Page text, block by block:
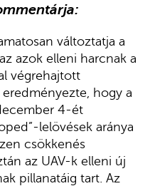
változtatja a
azok elleni harcnak a
végrehajtott
hogy a
4-ét
lelövések aránya
csökkenés
az UAV-k elleni új
pillanatáig tart. Az